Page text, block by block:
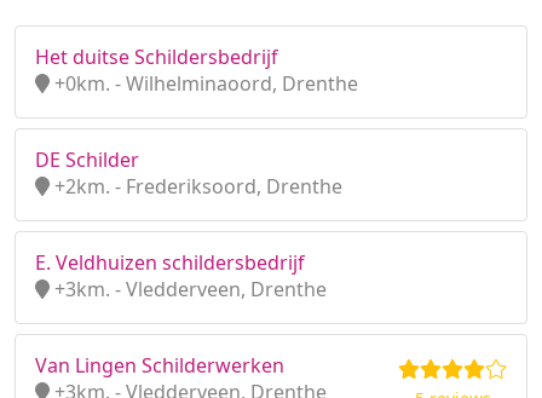
Het duitse Schildersbedrijf
+0km. - Wilhelminaoord, Drenthe
DE Schilder
+2km. - Frederiksoord, Drenthe
E. Veldhuizen schildersbedrijf
+3km. - Vledderveen, Drenthe
Van Lingen Schilderwerken
+3km. - Vledderveen, Drenthe